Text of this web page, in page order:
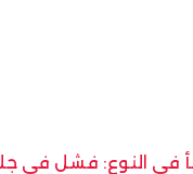
في النوع: فشل في جلب